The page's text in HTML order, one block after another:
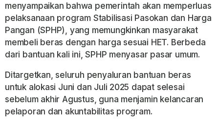
menyampaikan bahwa pemerintah akan memperluas
pelaksanaan program Stabilisasi Pasokan dan Harga
Pangan (SPHP), yang memungkinkan masyarakat
membeli beras dengan harga sesuai HET. Berbeda
dari bantuan kali ini, SPHP menyasar pasar umum.
Ditargetkan, seluruh penyaluran bantuan beras
untuk alokasi Juni dan Juli 2025 dapat selesai
sebelum akhir Agustus, guna menjamin kelancaran
pelaporan dan akuntabilitas program.